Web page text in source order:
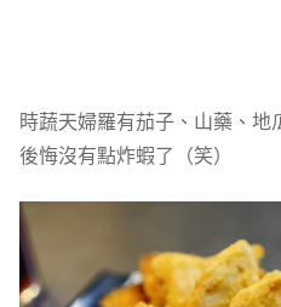
時蔬天婦羅有茄子、山藥、地
後悔沒有點炸蝦了（笑）